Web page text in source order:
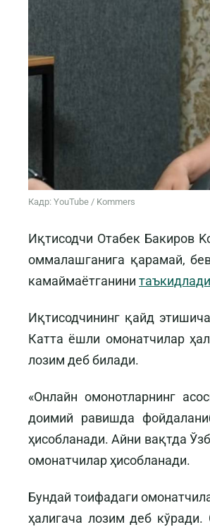
Кадр: YouTube / Kommers
Иқтисодчи Отабек Бакиров
оммалашганига қарамай,
камаймаётганини таъкидлади
Иқтисодчининг қайд
Катта ёшли омонатчилар
лозим деб билади.
«Онлайн омонотларнинг
доимий равишда
ҳисобланади. Айни вақтда
омонатчилар ҳисобланади.
Бундай тоифадаги
ҳалигача лозим деб